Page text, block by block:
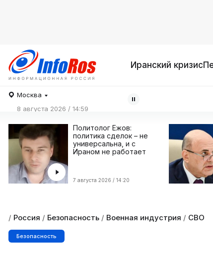
Иранский кризис
Москва
8 августа 2026 / 14:59
Политолог Ежов:
политика сделок – не
универсальна, и с
Ираном не работает
7 августа 2026 / 14:20
/ Россия / Безопасность / Военная индустрия / СВО
Безопасность